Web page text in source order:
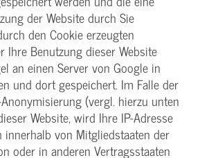
der Website durch Sie
den Cookie erzeugten
Ihre Benutzung dieser Website
an einen Server von Google in
und dort gespeichert. Im Falle der
(vergl. hierzu unten
Website, wird Ihre IP-Adresse
innerhalb von Mitgliedstaaten der
oder in anderen Vertragsstaaten